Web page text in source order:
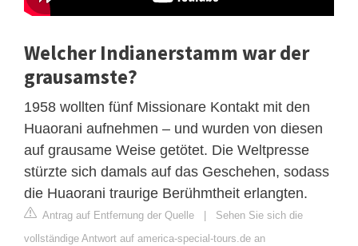
Welcher Indianerstamm war der
grausamste?
1958 wollten fünf Missionare Kontakt mit den
Huaorani aufnehmen – und wurden von diesen
auf grausame Weise getötet. Die Weltpresse
stürzte sich damals auf das Geschehen, sodass
die Huaorani traurige Berühmtheit erlangten.
Antrag auf Entfernung der Quelle | Sehen Sie sich die
vollständige Antwort auf america-special-tours.de an